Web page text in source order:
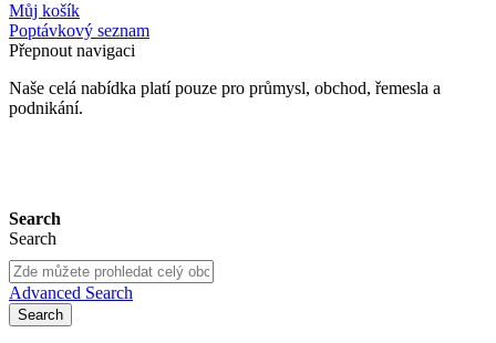
Můj košík
Poptávkový seznam
Přepnout navigaci
Naše celá nabídka platí pouze pro průmysl, obchod, řemesla a
podnikání.
Search
Search
Advanced Search
Search